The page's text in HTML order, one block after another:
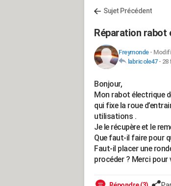
Sujet Précédent
Réparation rabot
Freymonde-
labricole47- 28
Bonjour,
Mon rabot électrique
qui fixe la roue
utilisations .
Je le récupère et le
Que faut-il faire pour
Faut-il placer une
procéder ? Merci pour